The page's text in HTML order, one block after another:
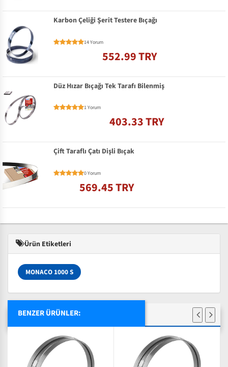
Karbon Çeliği Şerit Testere Bıçağı
14 Yorum
552.99 TRY
Düz Hızar Bıçağı Tek Tarafı Bilenmiş
1 Yorum
403.33 TRY
Çift Taraflı Çatı Dişli Bıçak
0 Yorum
569.45 TRY
Ürün Etiketleri
MONACO 1000 S
BENZER ÜRÜNLER: